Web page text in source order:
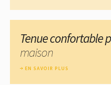
Tenue confortable
maison
EN SAVOIR PLUS